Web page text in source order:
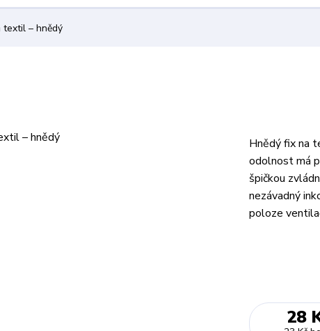
textil – hnědý
Hnědý fix na
odolnost má
špičkou
nezávadný
poloze
28